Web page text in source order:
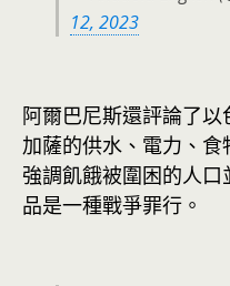
12, 2023
阿爾巴尼斯還評論了
加薩的供水、電力、食
強調飢餓被圍困的人
品是一種戰爭罪行。